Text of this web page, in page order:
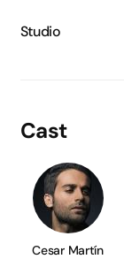
Studio
Cast
Cesar Martín